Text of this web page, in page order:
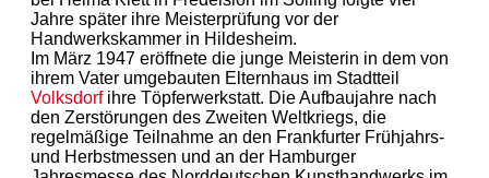
Jahre später ihre Meisterprüfung vor der
Handwerkskammer in Hildesheim.
Im März 1947 eröffnete die junge Meisterin in dem von
ihrem Vater umgebauten Elternhaus im Stadtteil
Volksdorfihre Töpferwerkstatt. Die Aufbaujahre nach
den Zerstörungen des Zweiten Weltkriegs, die
regelmäßige Teilnahme an den Frankfurter Frühjahrs-
und Herbstmessen und an der Hamburger